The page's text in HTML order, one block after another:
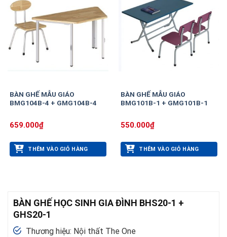
BÀN GHẾ MẪU GIÁO
BMG104B-4 + GMG104B-4
659.000₫
THÊM VÀO GIỎ HÀNG
BÀN GHẾ MẪU GIÁO
BMG101B-1 + GMG101B-1
550.000₫
THÊM VÀO GIỎ HÀNG
BÀN GHẾ HỌC SINH GIA ĐÌNH BHS20-1 +
GHS20-1
Thương hiệu: Nội thất The One